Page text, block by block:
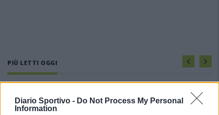
Diario Sportivo - Do Not Process My Personal
Information
PIÙ LETTI OGGI
L'Ilva si completa con Markic, Contucci,
Carlucci, Bevilacqua, Solinas, Souare e Galic